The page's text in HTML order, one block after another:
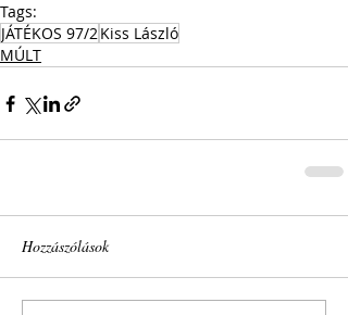
Tags:
JÁTÉKOS 97/2Kiss László
MÚLT
Hozzászólások